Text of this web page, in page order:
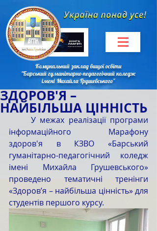
Комунальний заклад вищої освіти
"Барський гуманітарно-педагогічний коледж
імені Михайла Грушевського"
ЗДОРОВ'Я –
НАЙБІЛЬША ЦІННІСТЬ
інформаційного Марафону
здоров'я в КЗВО «Барський
гуманітарно-педагогічний коледж
імені Михайла Грушевського»
проведено тематичні тренінги
«Здоров’я – найбільша цінність» для
студентів першого курсу.